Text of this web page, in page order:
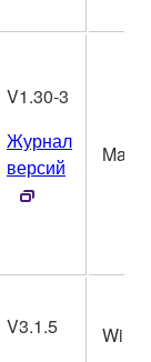
V1.30-3
Журнал
версий
Mac
V3.1.5 Win